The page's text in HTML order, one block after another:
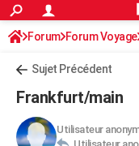
ACTUALITÉS
Politique
Société
Faits Divers
Education
Monde
Villes
+
FINANCE
Forum Forum Voyage
Sujet Précédent
Frankfurt/main
Utilisateur